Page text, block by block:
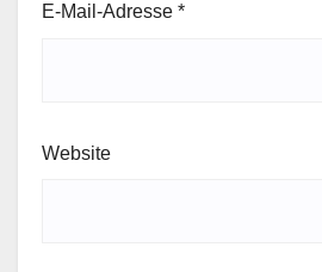
E-Mail-Adresse *
Website